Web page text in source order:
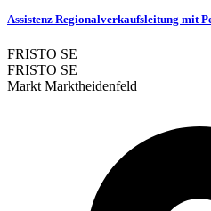
Assistenz Regionalverkaufsleitung mit
FRISTO SE
FRISTO SE
Markt Marktheidenfeld